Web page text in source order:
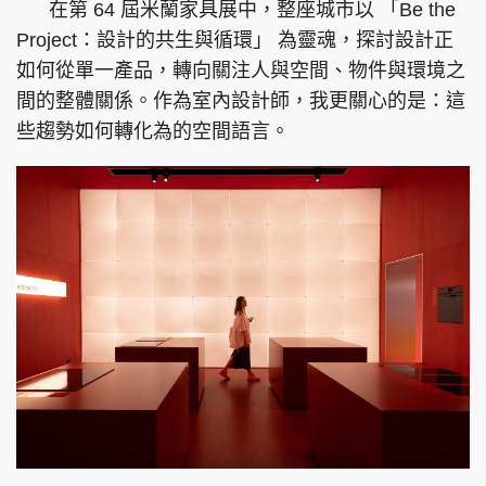
在第 64 屆米蘭家具展中，整座城市以 「Be the
Project：設計的共生與循環」 為靈魂，探討設計正
如何從單一產品，轉向關注人與空間、物件與環境之
間的整體關係。作為室內設計師，我更關心的是：這
些趨勢如何轉化為的空間語言。